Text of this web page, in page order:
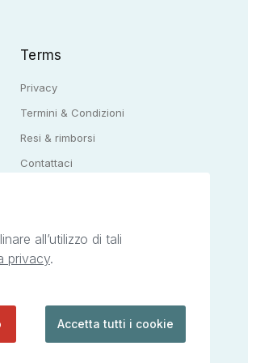
Terms
Privacy
Termini & Condizioni
Resi & rimborsi
Contattaci
marchi, loghi e
all’utilizzo di tali
privacy.
Accetta tutti i cookie